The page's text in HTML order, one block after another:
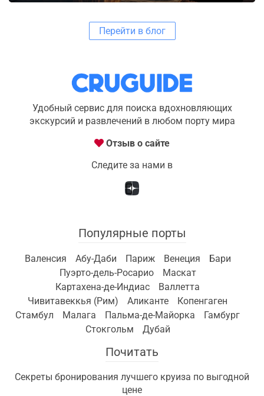
Перейти в блог
Удобный сервис для поиска вдохновляющих
экскурсий и развлечений в любом порту мира
Отзыв о сайте
Следите за нами в
Популярные порты
Валенсия Абу-Даби Париж Венеция
Бари
Пуэрто-дель-Росарио
Маскат
Картахена-де-Индиас
Валлетта
Чивитавеккья (Рим)
Аликанте
Копенгаген
Стамбул
Малага Пальма-де-Майорка
Гамбург
Стокгольм
Дубай
Почитать
Секреты бронирования лучшего круиза по выгодной
цене